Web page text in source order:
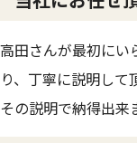
高田さんが最初にい
り、丁寧に説明して
その説明で納得出来